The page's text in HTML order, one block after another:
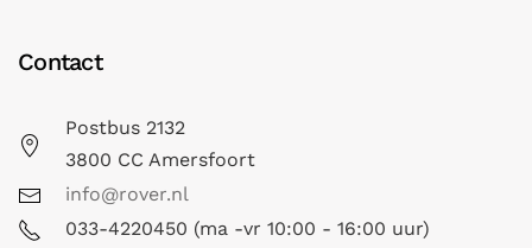
Contact
Postbus 2132
3800 CC Amersfoort
info@rover.nl
033-4220450 (ma -vr 10:00 - 16:00 uur)